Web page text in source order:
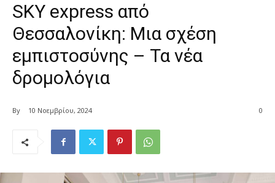
SKY express από
Θεσσαλονίκη: Μια σχέση
εμπιστοσύνης – Τα νέα
δρομολόγια
By 10 Νοεμβρίου, 2024 0